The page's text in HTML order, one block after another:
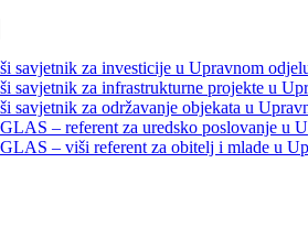
savjetnik za investicije u Upravnom
savjetnik za infrastrukturne projekte u
savjetnik za održavanje objekata u
– referent za uredsko poslovanje u
– viši referent za obitelj i mlade u